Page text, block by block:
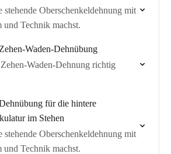
stehende Oberschenkeldehnung mit
und Technik machst.
Waden-Dehnübung
Waden-Dehnung richtig
für die hintere
im Stehen
stehende Oberschenkeldehnung mit
und Technik machst.